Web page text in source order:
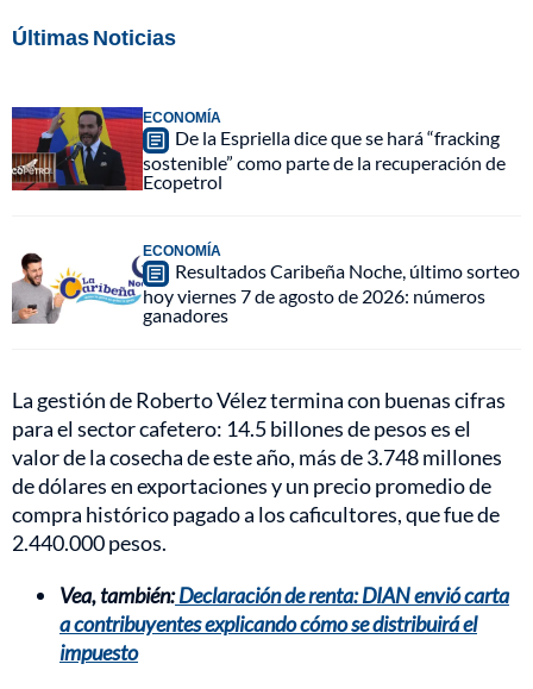
Últimas Noticias
ECONOMÍA
De la Espriella dice que se hará “fracking
sostenible” como parte de la recuperación de
Ecopetrol
ECONOMÍA
Resultados Caribeña Noche, último sorteo
hoy viernes 7 de agosto de 2026: números
ganadores
La gestión de Roberto Vélez termina con buenas cifras
para el sector cafetero: 14.5 billones de pesos es el
valor de la cosecha de este año, más de 3.748 millones
de dólares en exportaciones y un precio promedio de
compra histórico pagado a los caficultores, que fue de
2.440.000 pesos.
Vea, también:Declaración de renta: DIAN envió carta
a contribuyentes explicando cómo se distribuirá el
impuesto